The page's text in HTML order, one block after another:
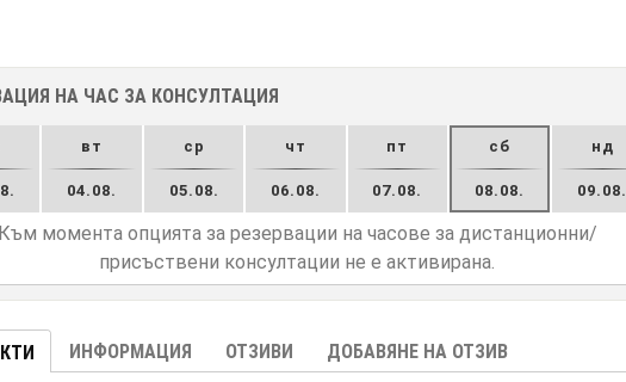
НА ЧАС ЗА КОНСУЛТАЦИЯ
вт
04.08.
ср
05.08.
чт
06.08.
пт
07.08.
сб
08.08.
нд
09.08.
Към момента опцията за резервации на часове за дистанционни/
присъствени консултации не е активирана.
ИНФОРМАЦИЯ ОТЗИВИ ДОБАВЯНЕ НА ОТЗИВ